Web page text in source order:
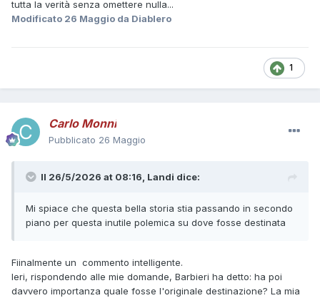
tutta la verità senza omettere nulla...
Modificato 26 Maggio da Diablero
1
Carlo Monni
Pubblicato 26 Maggio
Il 26/5/2026 at 08:16, Landi dice:
Mi spiace che questa bella storia stia passando in secondo
piano per questa inutile polemica su dove fosse destinata
Fiinalmente un commento intelligente.
Ieri, rispondendo alle mie domande, Barbieri ha detto: ha poi
davvero importanza quale fosse l'originale destinazione? La mia